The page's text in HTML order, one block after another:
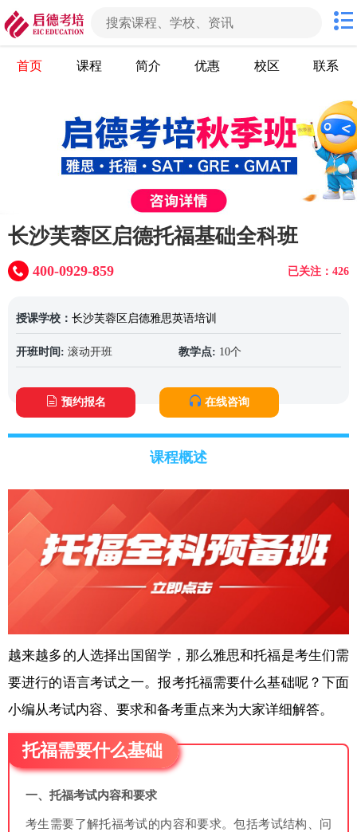
首页 课程 简介 优惠 校区 联系
长沙芙蓉区启德托福基础全科班
已关注：426
400-0929-859
授课学校： 长沙芙蓉区启德雅思英语培训
开班时间: 滚动开班 教学点: 10个
预约报名 在线咨询
课程概述
越来越多的人选择出国留学，那么雅思和托福是考生们需
要进行的语言考试之一。报考托福需要什么基础呢？下面
小编从考试内容、要求和备考重点来为大家详细解答。
托福需要什么基础
一、托福考试内容和要求
考生需要了解托福考试的内容和要求。包括考试结构、问